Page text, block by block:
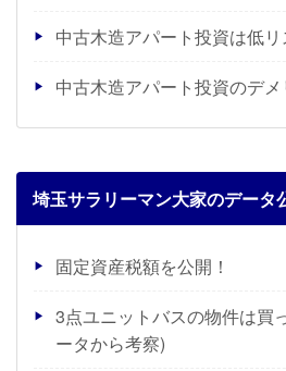
中古木造アパート投資は低リ
中古木造アパート投資のデメ
埼玉サラリーマン大家のデータ
固定資産税額を公開！
3点ユニットバスの物件は買
ータから考察)